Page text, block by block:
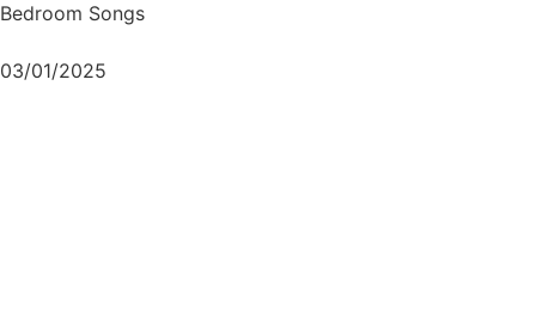
Bedroom Songs
03/01/2025